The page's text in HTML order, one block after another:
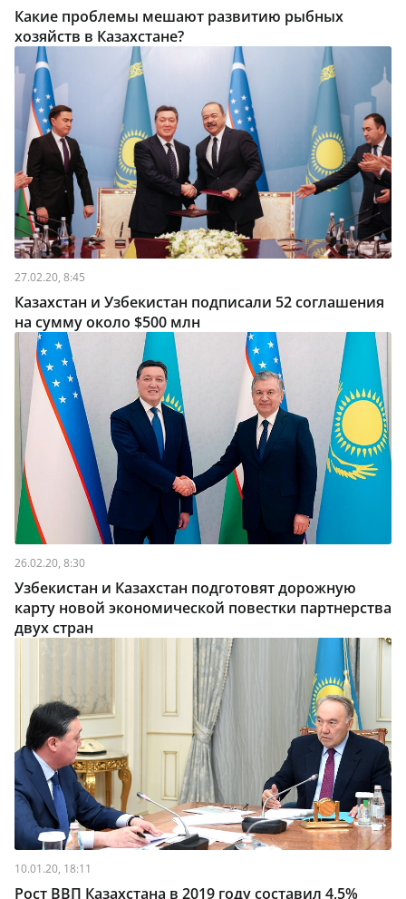
Какие проблемы мешают развитию рыбных
хозяйств в Казахстане?
27.02.20, 8:45
Казахстан и Узбекистан подписали 52 соглашения
на сумму около $500 млн
26.02.20, 8:30
Узбекистан и Казахстан подготовят дорожную
карту новой экономической повестки партнерства
двух стран
10.01.20, 18:11
Рост ВВП Казахстана в 2019 году составил 4,5%